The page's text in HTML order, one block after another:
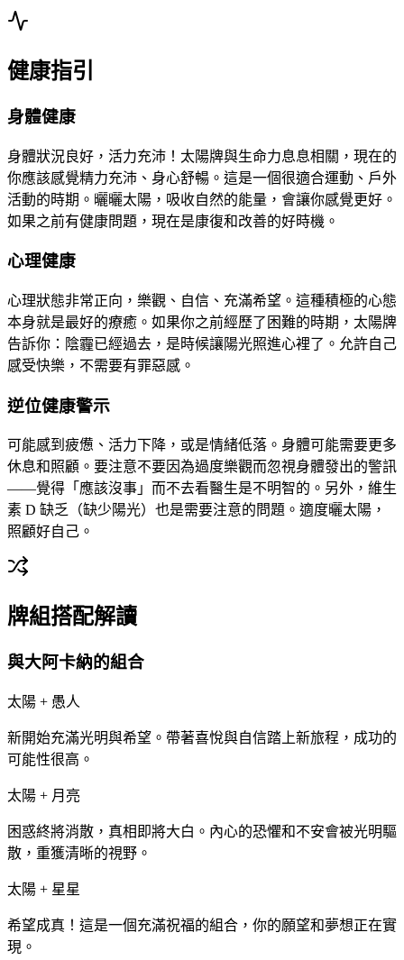
健康指引
身體健康
身體狀況良好，活力充沛！太陽牌與生命力息息相關，現在的
你應該感覺精力充沛、身心舒暢。這是一個很適合運動、戶外
活動的時期。曬曬太陽，吸收自然的能量，會讓你感覺更好。
如果之前有健康問題，現在是康復和改善的好時機。
心理健康
心理狀態非常正向，樂觀、自信、充滿希望。這種積極的心態
本身就是最好的療癒。如果你之前經歷了困難的時期，太陽牌
告訴你：陰霾已經過去，是時候讓陽光照進心裡了。允許自己
感受快樂，不需要有罪惡感。
逆位健康警示
可能感到疲憊、活力下降，或是情緒低落。身體可能需要更多
休息和照顧。要注意不要因為過度樂觀而忽視身體發出的警訊
——覺得「應該沒事」而不去看醫生是不明智的。另外，維生
素 D 缺乏（缺少陽光）也是需要注意的問題。適度曬太陽，
照顧好自己。
牌組搭配解讀
與大阿卡納的組合
太陽 + 愚人
新開始充滿光明與希望。帶著喜悅與自信踏上新旅程，成功的
可能性很高。
太陽 + 月亮
困惑終將消散，真相即將大白。內心的恐懼和不安會被光明驅
散，重獲清晰的視野。
太陽 + 星星
希望成真！這是一個充滿祝福的組合，你的願望和夢想正在實
現。